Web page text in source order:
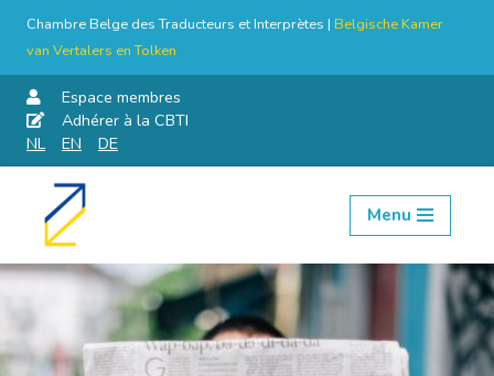
Chambre Belge des Traducteurs et Interprètes | Belgische Kamer
van Vertalers en Tolken
Espace membres
Adhérer à la CBTI
NL
EN DE
Aller
contenu
Menu